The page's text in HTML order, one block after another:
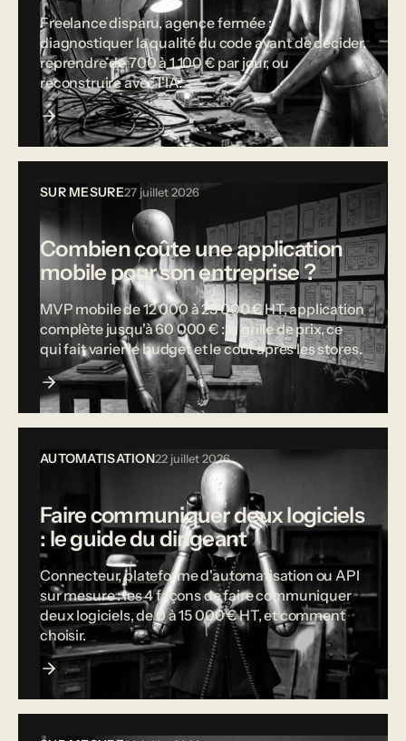
Freelance disparu, agence fermée :
diagnostiquer la qualité du code avant de décider,
reprendre de 700 à 1 100 € par jour, ou
reconstruire avec l'IA.
SUR MESURE27 juillet 2026
Combien coûte une application
mobile pour son entreprise ?
MVP mobile de 12 000 à 25 000 € HT, application
complète jusqu'à 60 000 € : la grille de prix, ce
qui fait varier le budget et le coût après les stores.
AUTOMATISATION22 juillet 2026
Faire communiquer deux logiciels
: le guide du dirigeant
Connecteur, plateforme d'automatisation ou API
sur mesure : les 4 façons de faire communiquer
deux logiciels, de 0 à 15 000 € HT, et comment
choisir.